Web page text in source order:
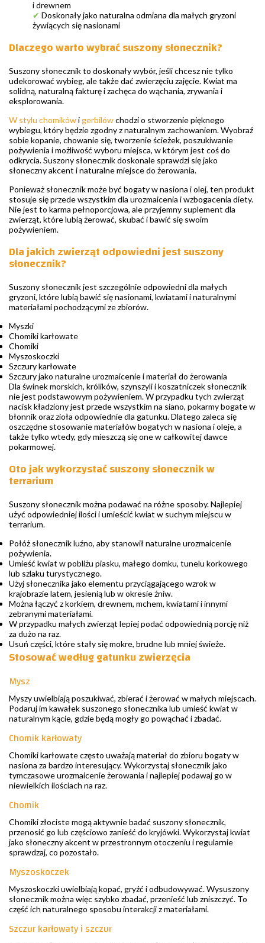
i drewnem
✔ Doskonały jako naturalna odmiana dla małych gryzoni
żywiących się nasionami
Dlaczego warto wybrać suszony słonecznik?
Suszony słonecznik to doskonały wybór, jeśli chcesz nie tylko
udekorować wybieg, ale także dać zwierzęciu zajęcie. Kwiat ma
solidną, naturalną fakturę i zachęca do wąchania, zrywania i
eksplorowania.
W stylu chomikówigerbilówchodzi o stworzenie pięknego
wybiegu, który będzie zgodny z naturalnym zachowaniem. Wyobraź
sobie kopanie, chowanie się, tworzenie ścieżek, poszukiwanie
pożywienia i możliwość wyboru miejsca, w którym jest coś do
odkrycia. Suszony słonecznik doskonale sprawdzi się jako
słoneczny akcent i naturalne miejsce do żerowania.
Ponieważ słonecznik może być bogaty w nasiona i olej, ten produkt
stosuje się przede wszystkim dla urozmaicenia i wzbogacenia diety.
Nie jest to karma pełnoporcjowa, ale przyjemny suplement dla
zwierząt, które lubią żerować, skubać i bawić się swoim
pożywieniem.
Dla jakich zwierząt odpowiedni jest suszony
słonecznik?
Suszony słonecznik jest szczególnie odpowiedni dla małych
gryzoni, które lubią bawić się nasionami, kwiatami i naturalnymi
materiałami pochodzącymi ze zbiorów.
Myszki
Chomiki karłowate
Chomiki
Myszoskoczki
Szczury karłowate
Szczury jako naturalne urozmaicenie i materiał do żerowania
Dla świnek morskich, królików, szynszyli i koszatniczek słonecznik
nie jest podstawowym pożywieniem. W przypadku tych zwierząt
nacisk kładziony jest przede wszystkim na siano, pokarmy bogate w
błonnik oraz zioła odpowiednie dla gatunku. Dlatego zaleca się
oszczędne stosowanie materiałów bogatych w nasiona i oleje, a
także tylko wtedy, gdy mieszczą się one w całkowitej dawce
pokarmowej.
Oto jak wykorzystać suszony słonecznik w
terrarium
Suszony słonecznik można podawać na różne sposoby. Najlepiej
użyć odpowiedniej ilości i umieścić kwiat w suchym miejscu w
terrarium.
Połóż słonecznik luźno, aby stanowił naturalne urozmaicenie
pożywienia.
Umieść kwiat w pobliżu piasku, małego domku, tunelu korkowego
lub szlaku turystycznego.
Użyj słonecznika jako elementu przyciągającego wzrok w
krajobrazie latem, jesienią lub w okresie żniw.
Można łączyć z korkiem, drewnem, mchem, kwiatami i innymi
zebranymi materiałami.
W przypadku małych zwierząt lepiej podać odpowiednią porcję niż
za dużo na raz.
Usuń części, które stały się mokre, brudne lub mniej świeże.
Stosować według gatunku zwierzęcia
Mysz
Myszy uwielbiają poszukiwać, zbierać i żerować w małych miejscach.
Podaruj im kawałek suszonego słonecznika lub umieść kwiat w
naturalnym kącie, gdzie będą mogły go powąchać i zbadać.
Chomik karłowaty
Chomiki karłowate często uważają materiał do zbioru bogaty w
nasiona za bardzo interesujący. Wykorzystaj słonecznik jako
tymczasowe urozmaicenie żerowania i najlepiej podawaj go w
niewielkich ilościach na raz.
Chomik
Chomiki złociste mogą aktywnie badać suszony słonecznik,
przenosić go lub częściowo zanieść do kryjówki. Wykorzystaj kwiat
jako słoneczny akcent w przestronnym otoczeniu i regularnie
sprawdzaj, co pozostało.
Myszoskoczek
Myszoskoczki uwielbiają kopać, gryźć i odbudowywać. Wysuszony
słonecznik można więc szybko zbadać, przenieść lub zniszczyć. To
część ich naturalnego sposobu interakcji z materiałami.
Szczur karłowaty i szczur